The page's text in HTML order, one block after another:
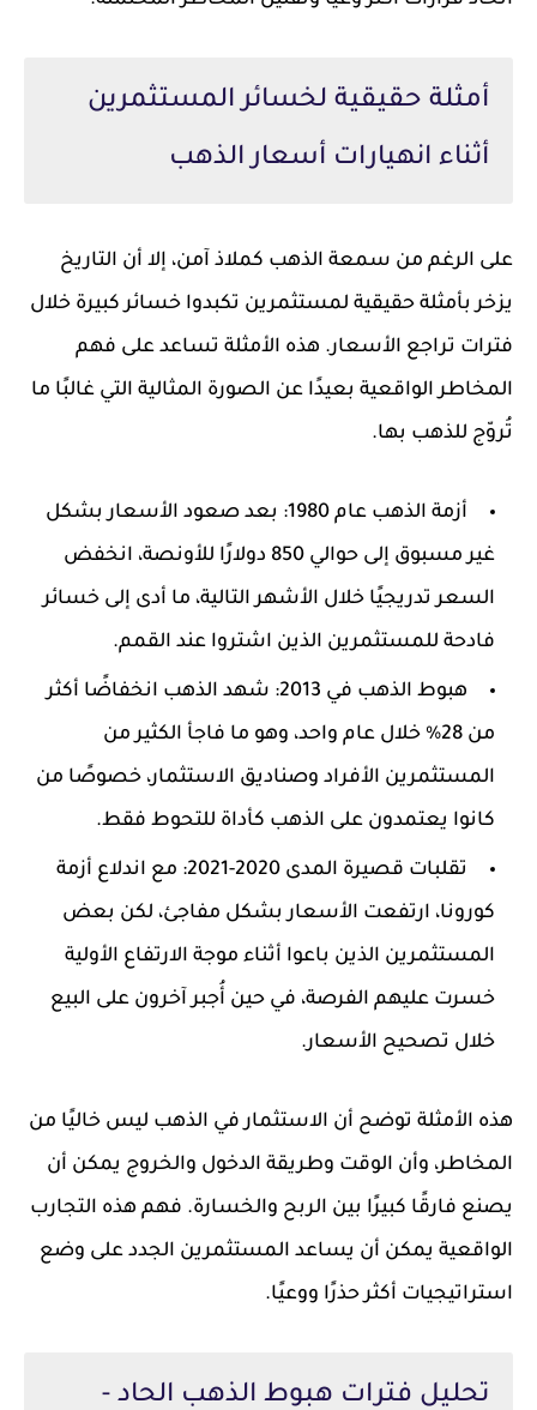
أمثلة حقيقية لخسائر المستثمرين
أثناء انهيارات أسعار الذهب
على الرغم من سمعة الذهب كملاذ آمن، إلا أن التاريخ
يزخر بأمثلة حقيقية لمستثمرين تكبدوا خسائر كبيرة خلال
فترات تراجع الأسعار. هذه الأمثلة تساعد على فهم
المخاطر الواقعية بعيدًا عن الصورة المثالية التي غالبًا ما
تُروّج للذهب بها.
أزمة الذهب عام 1980: بعد صعود الأسعار بشكل
غير مسبوق إلى حوالي 850 دولارًا للأونصة، انخفض
السعر تدريجيًا خلال الأشهر التالية، ما أدى إلى خسائر
فادحة للمستثمرين الذين اشتروا عند القمم.
هبوط الذهب في 2013: شهد الذهب انخفاضًا أكثر
من 28% خلال عام واحد، وهو ما فاجأ الكثير من
المستثمرين الأفراد وصناديق الاستثمار، خصوصًا من
كانوا يعتمدون على الذهب كأداة للتحوط فقط.
تقلبات قصيرة المدى 2020-2021: مع اندلاع أزمة
كورونا، ارتفعت الأسعار بشكل مفاجئ، لكن بعض
المستثمرين الذين باعوا أثناء موجة الارتفاع الأولية
خسرت عليهم الفرصة، في حين أُجبر آخرون على البيع
خلال تصحيح الأسعار.
هذه الأمثلة توضح أن الاستثمار في الذهب ليس خاليًا من
المخاطر، وأن الوقت وطريقة الدخول والخروج يمكن أن
يصنع فارقًا كبيرًا بين الربح والخسارة. فهم هذه التجارب
الواقعية يمكن أن يساعد المستثمرين الجدد على وضع
استراتيجيات أكثر حذرًا ووعيًا.
تحليل فترات هبوط الذهب الحاد -